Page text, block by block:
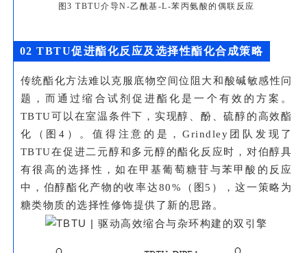
图3 TBTU介导N-乙酰基-L-苯丙氨酸的偶联反应
02 TBTU促进酯化反应及选择性酯化合成策略
传统酯化方法难以克服底物空间位阻大和酸碱敏感性问
题，而通过缩合试剂促进酯化是一个有效的方案。
TBTU可以在室温条件下，实现醇、酚、硫醇的高效酯
化（图4）。值得注意的是，Grindley团队发现了
TBTU在促进二元醇和多元醇的酯化反应时，对伯醇具
有很高的选择性，如在甲基葡萄糖苷与苯甲酸的反应
中，伯醇酯化产物的收率达80%（图5），这一策略为
糖类物质的选择性修饰提供了新的思路。